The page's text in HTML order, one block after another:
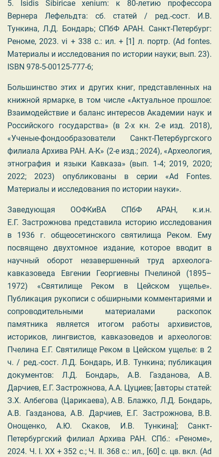
5. Isidis Sibiricae xenium: к 80-летию профессора
Вернера Лефельдта: сб. статей / ред.-сост. И.В.
Тункина, Л.Д. Бондарь; СПбФ АРАН. Санкт-Петербург:
Реноме, 2023. vi + 338 с.: ил. + [1] л. портр. (Ad fontes.
Материалы и исследования по истории науки; вып. 23).
ISBN 978-5-00125-777-6;
Большинство этих и других книг, представленных на
книжной ярмарке, в том числе «Актуальное прошлое:
Взаимодействие и баланс интересов Академии наук и
Российского государства» (в 2-х кн. 2-е изд. 2018),
«Ученые-фондообразователи Санкт-Петербургского
филиала Архива РАН. А-К» (2-е изд.; 2024), «Археология,
этнография и языки Кавказа» (вып. 1-4; 2019, 2020;
2022; 2023) опубликованы в серии «Ad Fontes.
Материалы и исследования по истории науки».
Заведующая ООФКиВА СПбФ АРАН, к.и.н.
Е.Г. Застрожнова представила историю исследования
в 1936 г. общеосетинского святилища Реком. Ему
посвящено двухтомное издание, которое вводит в
научный оборот незавершенный труд археолога-
кавказоведа Евгении Георгиевны Пчелиной (1895–
1972) «Святилище Реком в Цейском ущелье».
Публикация рукописи с обширными комментариями и
сопроводительными материалами раскопок
памятника является итогом работы архивистов,
историков, лингвистов, кавказоведов и археологов:
Пчелина Е.Г. Святилище Реком в Цейском ущелье: в 2
ч. / ред.-сост. Л.Д. Бондарь, И.В. Тункина; публикация
документов: Л.Д. Бондарь, А.В. Газданова, А.В.
Дарчиев, Е.Г. Застрожнова, А.А. Цуциев; [авторы статей:
З.Х. Албегова (Царикаева), А.В. Блажко, Л.Д. Бондарь,
А.В. Газданова, А.В. Дарчиев, Е.Г. Застрожнова, В.В.
Онощенко, А.Ю. Скаков, И.В. Тункина]; Санкт-
Петербургский филиал Архива РАН. СПб.: «Реноме»,
2024. Ч. I. XX + 352 с.; Ч. II. 368с.: ил., [60] c. цв. вкл. (Ad